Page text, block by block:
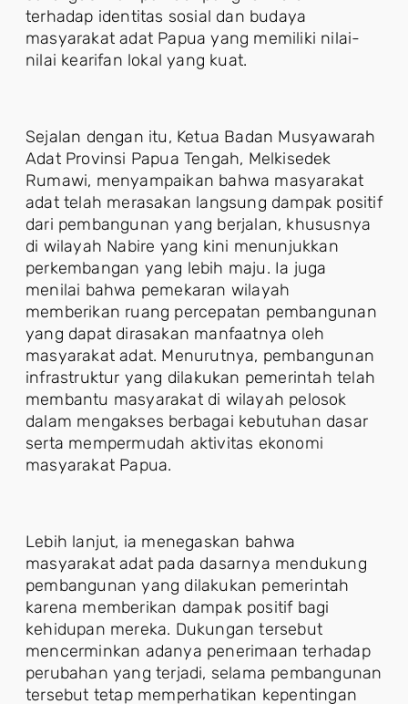
terhadap identitas sosial dan budaya
masyarakat adat Papua yang memiliki nilai-
nilai kearifan lokal yang kuat.
Sejalan dengan itu, Ketua Badan Musyawarah
Adat Provinsi Papua Tengah, Melkisedek
Rumawi, menyampaikan bahwa masyarakat
adat telah merasakan langsung dampak positif
dari pembangunan yang berjalan, khususnya
di wilayah Nabire yang kini menunjukkan
perkembangan yang lebih maju. Ia juga
menilai bahwa pemekaran wilayah
memberikan ruang percepatan pembangunan
yang dapat dirasakan manfaatnya oleh
masyarakat adat. Menurutnya, pembangunan
infrastruktur yang dilakukan pemerintah telah
membantu masyarakat di wilayah pelosok
dalam mengakses berbagai kebutuhan dasar
serta mempermudah aktivitas ekonomi
masyarakat Papua.
Lebih lanjut, ia menegaskan bahwa
masyarakat adat pada dasarnya mendukung
pembangunan yang dilakukan pemerintah
karena memberikan dampak positif bagi
kehidupan mereka. Dukungan tersebut
mencerminkan adanya penerimaan terhadap
perubahan yang terjadi, selama pembangunan
tersebut tetap memperhatikan kepentingan